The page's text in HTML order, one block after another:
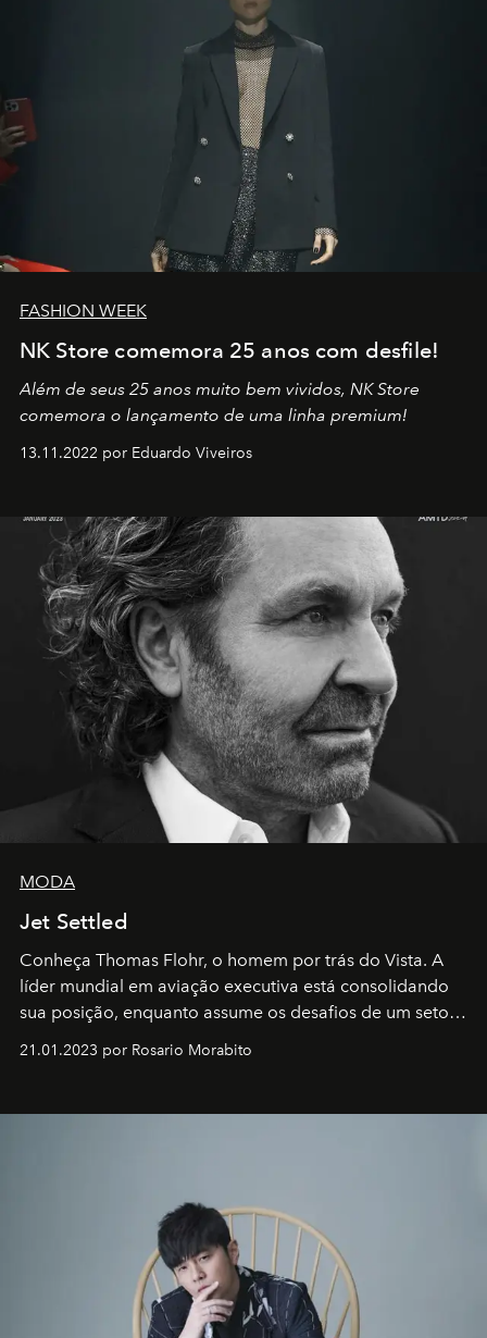
FASHION WEEK
NK Store comemora 25 anos com desfile!
Além de seus 25 anos muito bem vividos, NK Store
comemora o lançamento de uma linha premium!
13.11.2022 por Eduardo Viveiros
MODA
Jet Settled
Conheça Thomas Flohr, o homem por trás do Vista. A
líder mundial em aviação executiva está consolidando
sua posição, enquanto assume os desafios de um setor
em rápida evolução e redefinindo o conceito de luxo
21.01.2023 por Rosario Morabito